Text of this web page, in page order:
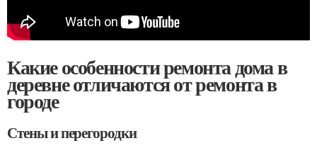
Какие особенности ремонта дома в
деревне отличаются от ремонта в
городе
Стены и перегородки